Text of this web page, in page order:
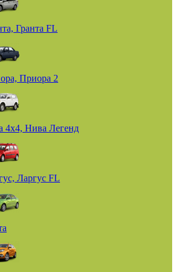
Гранта FL
Приора 2
4х4, Нива Легенд
Ларгус FL